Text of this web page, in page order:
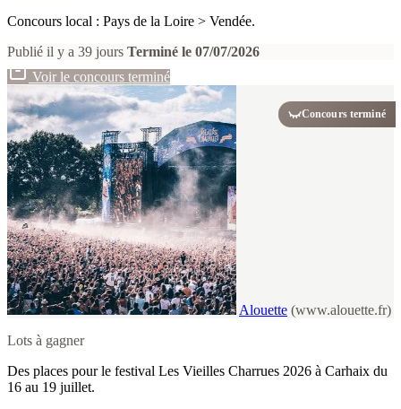
Concours local : Pays de la Loire > Vendée.
Publié il y a 39 jours Terminé le 07/07/2026
Voir le concours terminé
Concours terminé
Alouette (www.alouette.fr)
Lots à gagner
Des places pour le festival Les Vieilles Charrues 2026 à Carhaix du
16 au 19 juillet.